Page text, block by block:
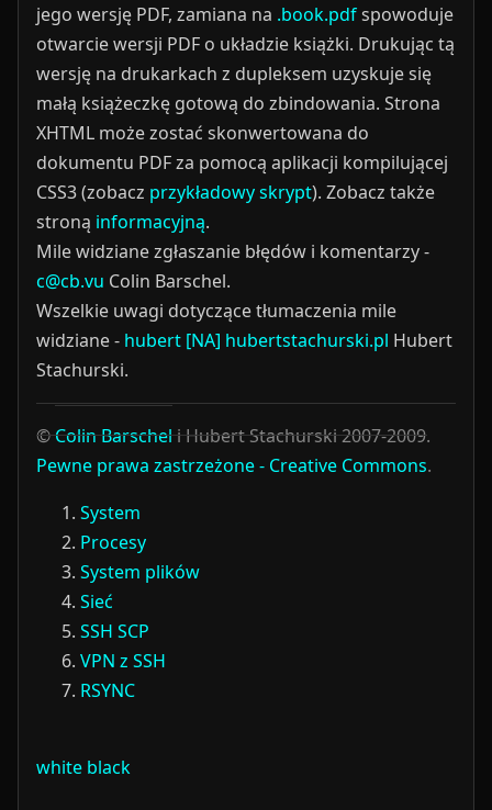
jego wersję PDF, zamiana na .book.pdfspowoduje
otwarcie wersji PDF o układzie książki. Drukując tą
wersję na drukarkach z dupleksem uzyskuje się
małą książeczkę gotową do zbindowania. Strona
XHTML może zostać skonwertowana do
dokumentu PDF za pomocą aplikacji kompilującej
CSS3 (zobacz przykładowy skrypt). Zobacz także
stroną informacyjną.
Mile widziane zgłaszanie błędów i komentarzy -
c@cb.vu Colin Barschel.
Wszelkie uwagi dotyczące tłumaczenia mile
widziane - hubert [NA] hubertstachurski.pl Hubert
Stachurski.
©Colin Barscheli Hubert Stachurski 2007-2009.
Pewne prawa zastrzeżone - Creative Commons.
System
Procesy
System plików
Sieć
SSH SCP
VPN z SSH
RSYNC
white black